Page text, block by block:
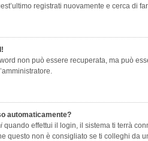
registrati nuovamente e cerca di
non può essere recuperata, ma può
automaticamente?
quando effettui il login, il sistema ti terrà
questo non è consigliato se ti colleghi da